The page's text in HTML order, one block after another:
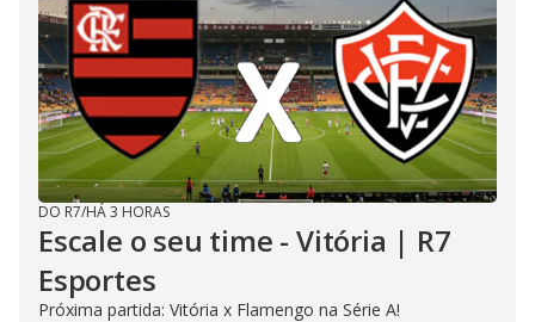
DO R7/HÁ 3 HORAS
Escale o seu time - Vitória | R7
Esportes
Próxima partida: Vitória x Flamengo na Série A!